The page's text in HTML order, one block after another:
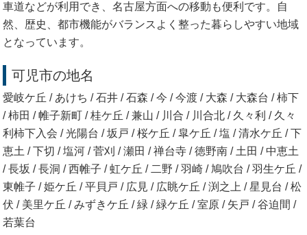
車道などが利用でき、名古屋方面への移動も便利です。自
然、歴史、都市機能がバランスよく整った暮らしやすい地域
となっています。
可児市の地名
愛岐ケ丘 / あけち / 石井 / 石森 / 今 / 今渡 / 大森 / 大森台 / 柿下
/ 柿田 / 帷子新町 / 桂ケ丘 / 兼山 / 川合 / 川合北 / 久々利 / 久々
利柿下入会 / 光陽台 / 坂戸 / 桜ケ丘 / 皐ケ丘 / 塩 / 清水ケ丘 / 下
恵土 / 下切 / 塩河 / 菅刈 / 瀬田 / 禅台寺 / 徳野南 / 土田 / 中恵土
/ 長坂 / 長洞 / 西帷子 / 虹ケ丘 / 二野 / 羽崎 / 鳩吹台 / 羽生ケ丘 /
東帷子 / 姫ケ丘 / 平貝戸 / 広見 / 広眺ケ丘 / 渕之上 / 星見台 / 松
伏 / 美里ケ丘 / みずきケ丘 / 緑 / 緑ケ丘 / 室原 / 矢戸 / 谷迫間 /
若葉台